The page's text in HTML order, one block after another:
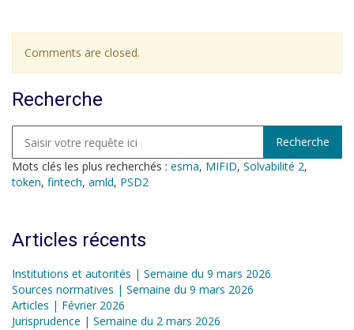
Comments are closed.
Recherche
Mots clés les plus recherchés : esma, MIFID, Solvabilité 2,
token, fintech, amld, PSD2
Articles récents
Institutions et autorités | Semaine du 9 mars 2026
Sources normatives | Semaine du 9 mars 2026
Articles | Février 2026
Jurisprudence | Semaine du 2 mars 2026